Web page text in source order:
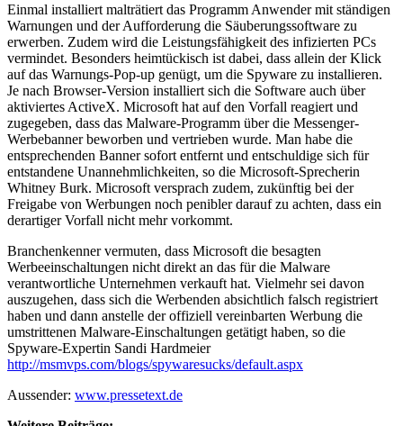
Einmal installiert malträtiert das Programm Anwender mit ständigen
Warnungen und der Aufforderung die Säuberungssoftware zu
erwerben. Zudem wird die Leistungsfähigkeit des infizierten PCs
vermindet. Besonders heimtückisch ist dabei, dass allein der Klick
auf das Warnungs-Pop-up genügt, um die Spyware zu installieren.
Je nach Browser-Version installiert sich die Software auch über
aktiviertes ActiveX. Microsoft hat auf den Vorfall reagiert und
zugegeben, dass das Malware-Programm über die Messenger-
Werbebanner beworben und vertrieben wurde. Man habe die
entsprechenden Banner sofort entfernt und entschuldige sich für
entstandene Unannehmlichkeiten, so die Microsoft-Sprecherin
Whitney Burk. Microsoft versprach zudem, zukünftig bei der
Freigabe von Werbungen noch penibler darauf zu achten, dass ein
derartiger Vorfall nicht mehr vorkommt.
Branchenkenner vermuten, dass Microsoft die besagten
Werbeeinschaltungen nicht direkt an das für die Malware
verantwortliche Unternehmen verkauft hat. Vielmehr sei davon
auszugehen, dass sich die Werbenden absichtlich falsch registriert
haben und dann anstelle der offiziell vereinbarten Werbung die
umstrittenen Malware-Einschaltungen getätigt haben, so die
Spyware-Expertin Sandi Hardmeier
http://msmvps.com/blogs/spywaresucks/default.aspx
Aussender: www.pressetext.de